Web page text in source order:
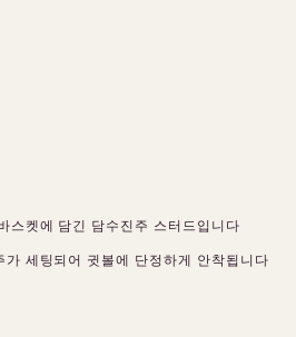
스켓에 담긴 담수진주 스터드입니다
가 세팅되어 귓볼에 단정하게 안착됩니다